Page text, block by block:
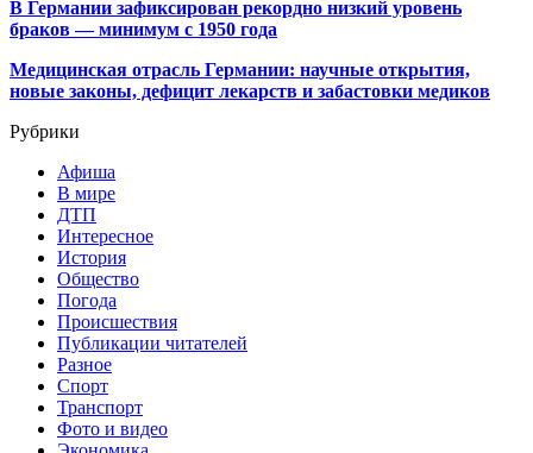
В Германии зафиксирован рекордно низкий уровень
браков — минимум с 1950 года
Медицинская отрасль Германии: научные открытия,
новые законы, дефицит лекарств и забастовки медиков
Рубрики
Афиша
В мире
ДТП
Интересное
История
Общество
Погода
Происшествия
Публикации читателей
Разное
Спорт
Транспорт
Фото и видео